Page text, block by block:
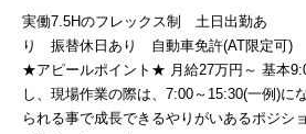
実働7.5Hのフレックス制 土日出勤あ
り 振替休日あり 自動車免許(AT限定可)
★アピールポイント★ 月給27万円～ 基本
し、現場作業の際は、7:00～15:30(一例)に
られる事で成長できるやりがいあるポジシ